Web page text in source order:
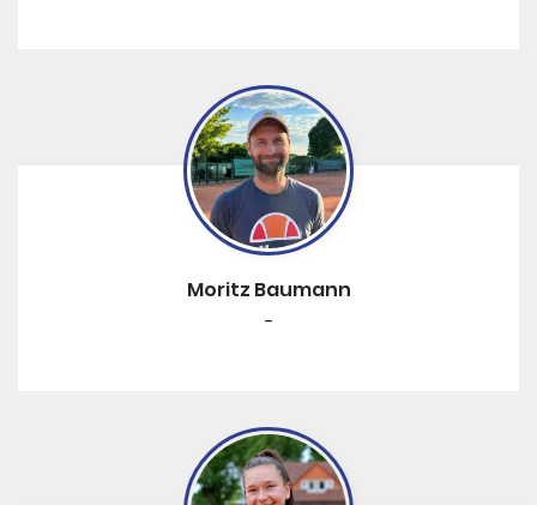
Moritz Baumann
-